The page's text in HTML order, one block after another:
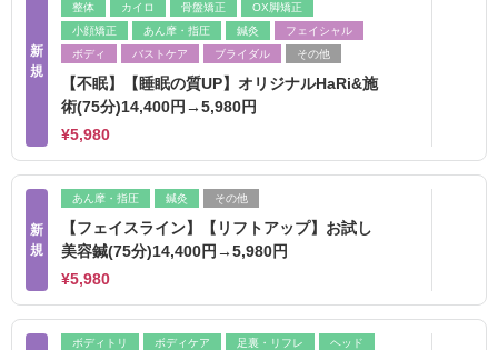
新
規
整体
カイロ 骨盤矯正
OX脚矯正
小顔矯正
あん摩・指圧 鍼灸
フェイシャル
ボディ
バストケア ブライダル その他
【不眠】【睡眠の質UP】オリジナルHaRi&施
術(75分)14,400円→5,980円
¥5,980
新
規
あん摩・指圧 鍼灸 その他
【フェイスライン】【リフトアップ】お試し
美容鍼(75分)14,400円→5,980円
¥5,980
ボディトリ ボディケア 足裏・リフレ
ヘッド